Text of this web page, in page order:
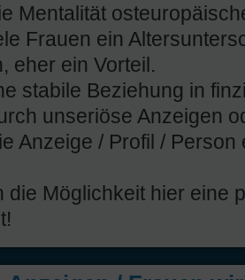
Mentalität
Frauen ein
eher ein Vorteil.
stabile Beziehung in
unseriöse Anzeigen
Anzeige / Profil /
die Möglichkeit hier eine